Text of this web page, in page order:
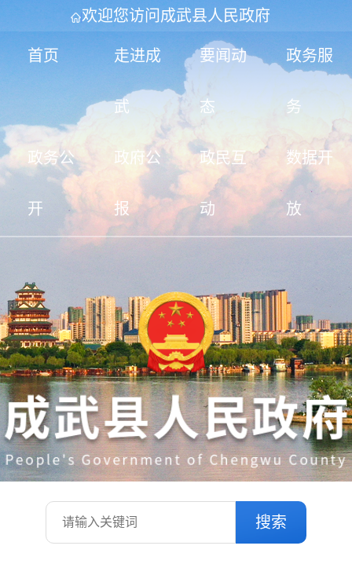
欢迎您访问成武县人民政府
首页 走进成
武
要闻动
态
政务服
务
政务公
开
政府公
报
政民互
动
数据开
放
搜索